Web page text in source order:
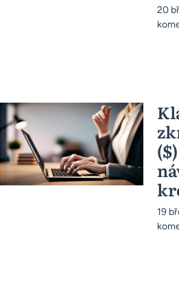
20
19